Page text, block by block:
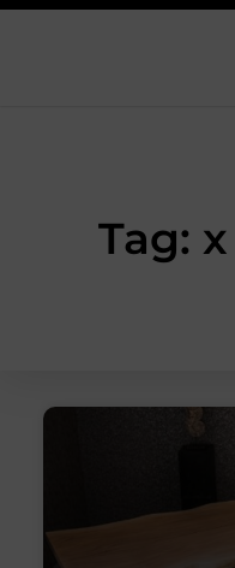
Tag: